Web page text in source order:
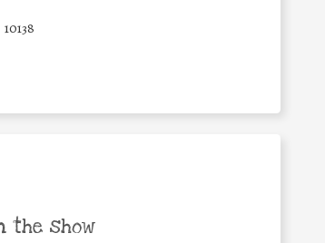
10138
the show